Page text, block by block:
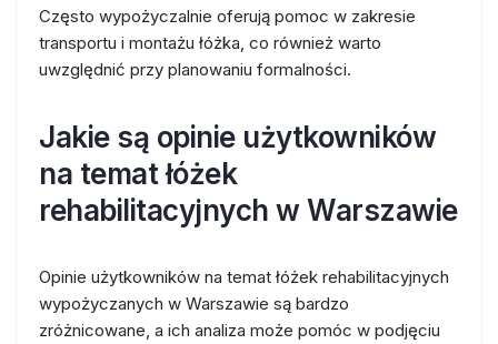
Często wypożyczalnie oferują pomoc w zakresie
transportu i montażu łóżka, co również warto
uwzględnić przy planowaniu formalności.
Jakie są opinie użytkowników
na temat łóżek
rehabilitacyjnych w Warszawie
Opinie użytkowników na temat łóżek rehabilitacyjnych
wypożyczanych w Warszawie są bardzo
zróżnicowane, a ich analiza może pomóc w podjęciu